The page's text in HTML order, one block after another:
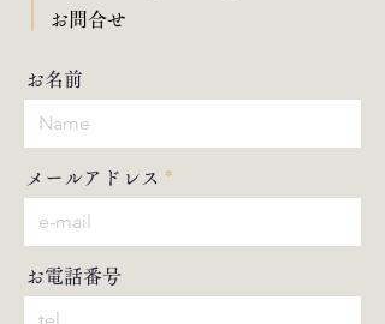
​お問合せ
お名前
メールアドレス
お電話番号